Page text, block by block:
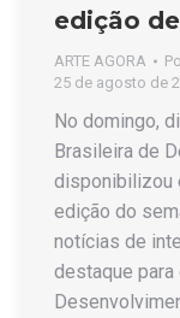
edição de
ARTE AGORA
25 de agosto de
No domingo,
Brasileira de
disponibilizou
edição do
notícias de
destaque para